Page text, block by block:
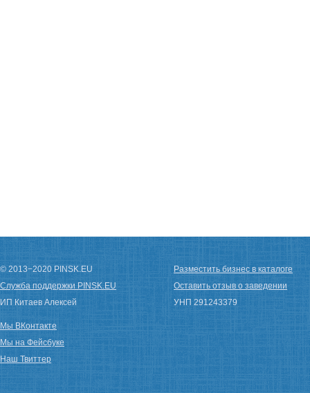
© 2013−2020 PINSK.EU
Служба поддержки PINSK.EU
ИП Китаев Алексей
Разместить бизнес в каталоге
Оставить отзыв о заведении
УНП 291243379
Мы ВКонтакте
Мы на Фейсбуке
Наш Твиттер